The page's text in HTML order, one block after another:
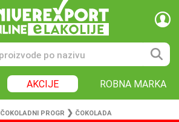
AKCIJE ROBNA MARKA
ČOKOLADNI PROGR ❯ ČOKOLADA